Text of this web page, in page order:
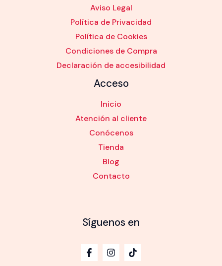
Aviso Legal
Política de Privacidad
Política de Cookies
Condiciones de Compra
Declaración de accesibilidad
Acceso
Inicio
Atención al cliente
Conócenos
Tienda
Blog
Contacto
Síguenos en